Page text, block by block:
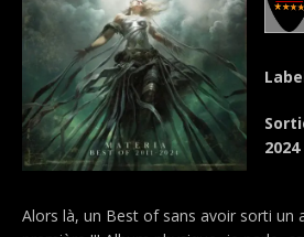
2024
Alors là, un Best of sans avoir sorti un